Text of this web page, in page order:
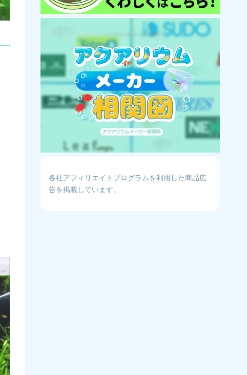
各社アフィリエイトプログラムを利用した商品広
告を掲載しています。